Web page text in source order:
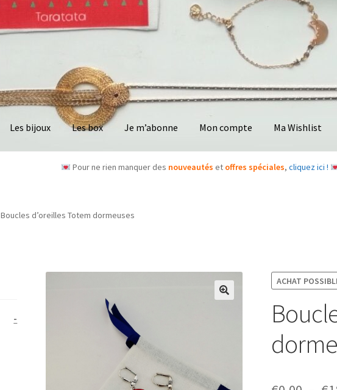
Les bijoux Les box Je m’abonne Mon compte Ma Wishlist
Pour ne rien manquer des nouveautés et offres spéciales, cliquez ici !
Boucles d’oreilles Totem dormeuses
ACHAT
-